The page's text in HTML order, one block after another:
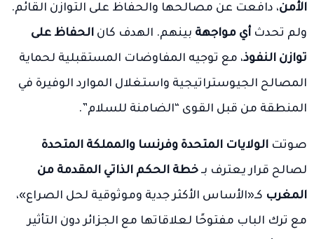
الأمن، دافعت عن مصالحها والحفاظ على التوازن القائم.
ولم تحدث أي مواجهة بينهم. الهدف كان الحفاظ على
توازن النفوذ، مع توجيه المفاوضات المستقبلية لحماية
المصالح الجيوستراتيجية واستغلال الموارد الوفيرة في
المنطقة من قبل القوى “الضامنة للسلام”.
صوتت الولايات المتحدة وفرنسا والمملكة المتحدة
لصالح قرار يعترف بـ خطة الحكم الذاتي المقدمة من
المغرب كـ«الأساس الأكثر جدية وموثوقية لحل الصراع»،
مع ترك الباب مفتوحًا لعلاقاتها مع الجزائر دون التأثير